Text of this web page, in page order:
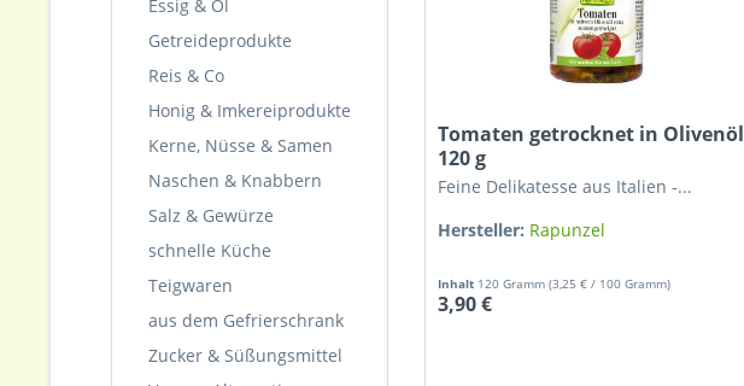
Essig & Öl
Getreideprodukte
Reis & Co
Honig & Imkereiprodukte
Kerne, Nüsse & Samen
Naschen & Knabbern
Salz & Gewürze
schnelle Küche
Teigwaren
aus dem Gefrierschrank
Zucker & Süßungsmittel
Tomaten getrocknet in Olivenöl
120 g
Feine Delikatesse aus Italien -...
Hersteller: Rapunzel
Inhalt 120 Gramm(3,25 € / 100 Gramm)
3,90 €